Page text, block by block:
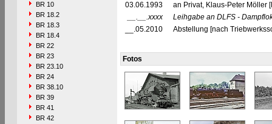
BR 10
BR 18.2
BR 18.3
BR 18.4
BR 22
BR 23
BR 23.10
BR 24
BR 38.10
BR 39
BR 41
BR 42
03.06.1993
an Privat, Klaus-Peter Möller
__.__.xxxx
Leihgabe an DLFS -
__.05.2010
Abstellung [nach
Fotos